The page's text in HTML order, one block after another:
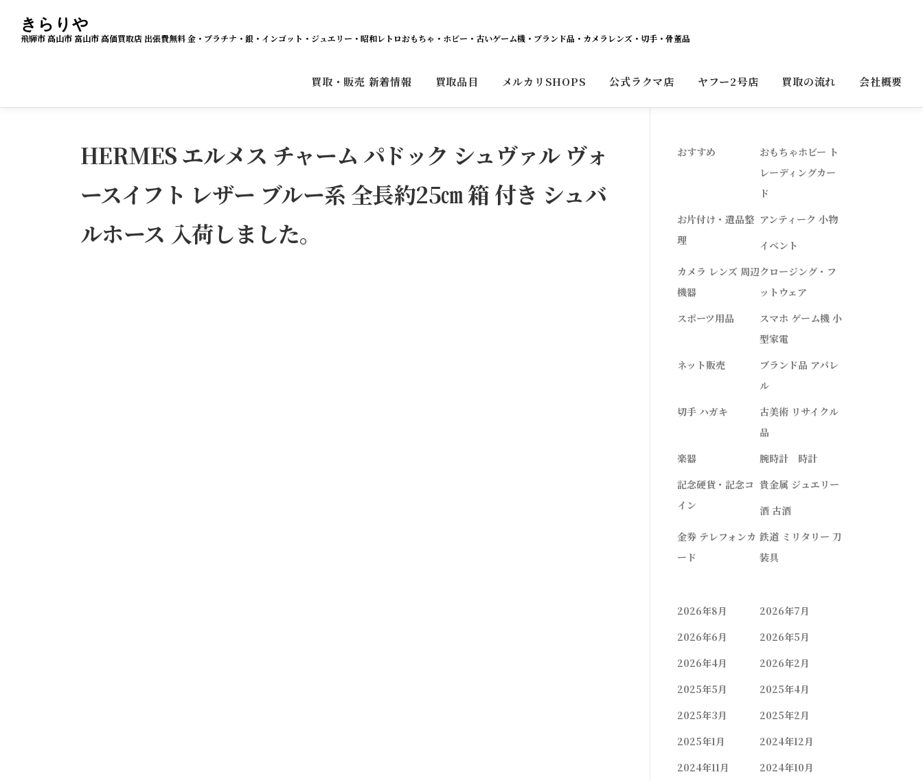
へ
きらりや
飛騨市 高山市 富山市 高価買取店 出張費無料 金・プラチナ・銀・インゴット・ジュエリー・昭和レトロおもちゃ・ホビー・古いゲーム機・ブランド品・カメラレンズ・切手・骨董品
買取・販売 新着情報 買取品目 メルカリSHOPS 公式ラクマ店 ヤフー2号店 買取の流れ 会社概要
HERMES エルメス チャーム パドック シュヴァル ヴォ
ースイフト レザー ブルー系 全長約25㎝ 箱 付き シュバ
ルホース 入荷しました。
おすすめ
おもちゃホビー ト
レーディングカー
ド
お片付け・遺品整
理
アンティーク 小物
イベント
カメラ レンズ 周辺
機器
クロージング・フ
ットウェア
スポーツ用品
スマホ ゲーム機 小
型家電
ネット販売
ブランド品 アパレ
ル
切手 ハガキ
古美術 リサイクル
品
楽器
腕時計 時計
記念硬貨・記念コ
イン
貴金属 ジュエリー
酒 古酒
金券 テレフォンカ
ード
鉄道 ミリタリー 刀
装具
2026年8月
2026年7月
2026年6月
2026年5月
2026年4月
2026年2月
2025年5月
2025年4月
2025年3月
2025年2月
2025年1月
2024年12月
2024年11月
2024年10月